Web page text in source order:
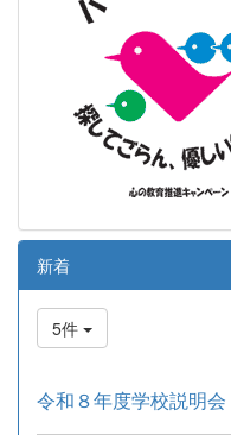
新着
5件
令和８年度学校説明